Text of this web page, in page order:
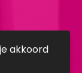
akkoord